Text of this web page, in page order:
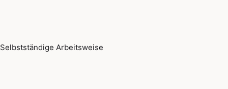
Selbstständige Arbeitsweise